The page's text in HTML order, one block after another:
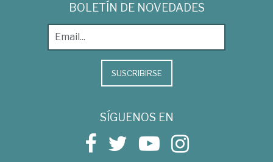
BOLETÍN DE NOVEDADES
SUSCRIBIRSE
SÍGUENOS EN